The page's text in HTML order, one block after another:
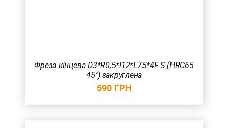
Фреза кінцева D3*R0,5*l12*L75*4F S (HRC65
45°) закруглена
590 ГРН